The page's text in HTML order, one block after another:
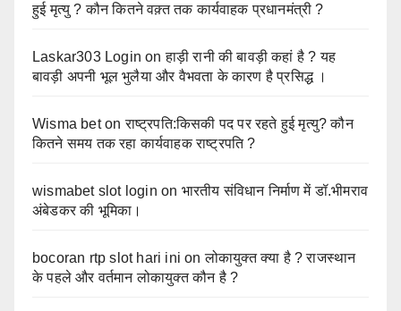
हुई मृत्यु ? कौन कितने वक़्त तक कार्यवाहक प्रधानमंत्री ?
Laskar303 Login onहाड़ी रानी की बावड़ी कहां है ? यह
बावड़ी अपनी भूल भुलैया और वैभवता के कारण है प्रसिद्ध ।
Wisma betonराष्ट्रपति:किसकी पद पर रहते हुई मृत्यु? कौन
कितने समय तक रहा कार्यवाहक राष्ट्रपति ?
wismabet slot login on भारतीय संविधान निर्माण में डॉ.भीमराव
अंबेडकर की भूमिका।
bocoran rtp slot hari ini onलोकायुक्त क्या है ? राजस्थान
के पहले और वर्तमान लोकायुक्त कौन है ?